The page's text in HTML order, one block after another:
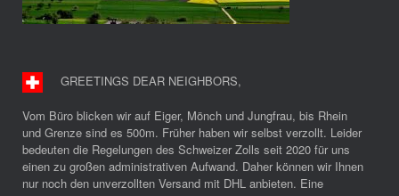
GREETINGS DEAR NEIGHBORS,
Vom Büro blicken wir auf Eiger, Mönch und Jungfrau, bis Rhein
und Grenze sind es 500m. Früher haben wir selbst verzollt. Leider
bedeuten die Regelungen des Schweizer Zolls seit 2020 für uns
einen zu großen administrativen Aufwand. Daher können wir Ihnen
nur noch den unverzollten Versand mit DHL anbieten. Eine